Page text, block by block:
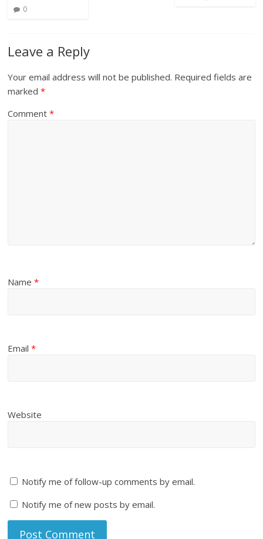
0
Leave a Reply
Your email address will not be published. Required fields are
marked*
Comment*
Name*
Email*
Website
Notify me of follow-up comments by email.
Notify me of new posts by email.